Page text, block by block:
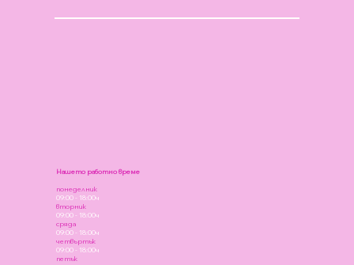
Нашето работно време
понеделник
09:00 - 18:00ч
вторник
09:00 - 18:00ч
сряда
09:00 - 18:00ч
четвъртък
09:00 - 18:00ч
петък